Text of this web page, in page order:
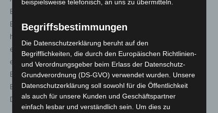
Bystronic in einem schwierigen Marktumfeld.“ – Johan
Elster, Chief Sales Officer der Bystronic Group “Wir
hatten eine fantastische Woche auf der EuroBLECH mit
einer Rekordzahl von Leads. Die Atmosphäre war
elektrisierend und es war klar zu erkennen, dass die
Besucher sich darüber freuten zurück auf der
EuroBLECH zu sein.“ – Matthew Fowles, Group Marketing
Director bei LVD Company NV.
beispielsweise telefonisch, an uns zu übermitteln.
Begriffsbestimmungen
Die Datenschutzerklärung beruht auf den
Begrifflichkeiten, die durch den Europäischen Richtlinien-
und Verordnungsgeber beim Erlass der Datenschutz-
Grundverordnung (DS-GVO) verwendet wurden. Unsere
Datenschutzerklärung soll sowohl für die Öffentlichkeit
als auch für unsere Kunden und Geschäftspartner
einfach lesbar und verständlich sein. Um dies zu